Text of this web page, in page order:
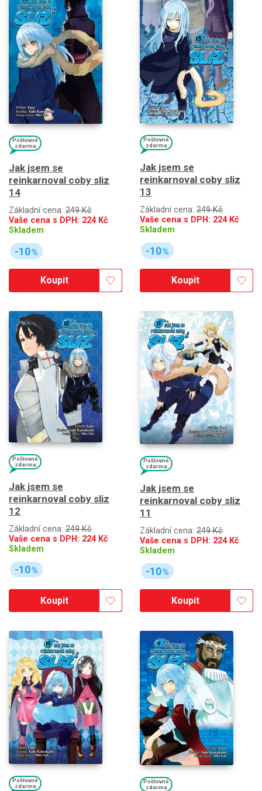
Poštovné
zdarma
Jak jsem se
reinkarnoval coby sliz
14
Základní cena: 249 Kč
Vaše cena s DPH: 224Kč
Skladem
-10%
Koupit
Poštovné
zdarma
Jak jsem se
reinkarnoval coby sliz
13
Základní cena: 249 Kč
Vaše cena s DPH: 224Kč
Skladem
-10%
Koupit
Poštovné
zdarma
Jak jsem se
reinkarnoval coby sliz
12
Základní cena: 249 Kč
Vaše cena s DPH: 224Kč
Skladem
-10%
Koupit
Poštovné
zdarma
Jak jsem se
reinkarnoval coby sliz
11
Základní cena: 249 Kč
Vaše cena s DPH: 224Kč
Skladem
-10%
Koupit
Poštovné
zdarma
Poštovné
zdarma